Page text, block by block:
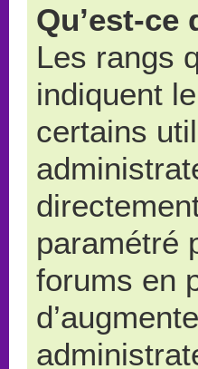
Qu’est-
Les rangs
indiquent
certains
paramétré
forums en